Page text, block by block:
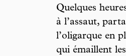
Quelques
à l’assaut,
l’oligarque en
qui émaillent